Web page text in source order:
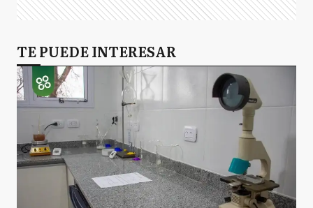
TE PUEDE INTERESAR